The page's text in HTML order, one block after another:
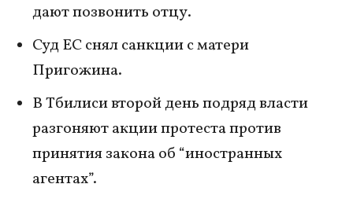
дают позвонить отцу.
Суд ЕС снял санкции с матери
Пригожина.
В Тбилиси второй день подряд власти
разгоняют акции протеста против
принятия закона об “иностранных
агентах”.